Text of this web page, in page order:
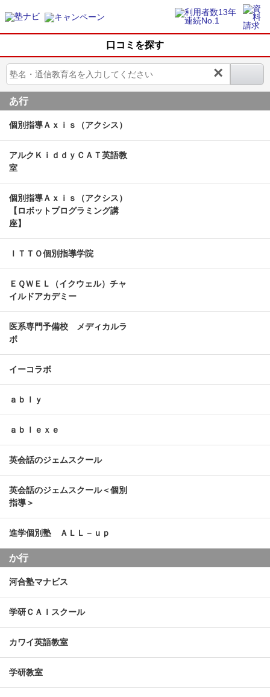
口コミを探す
×
あ行
個別指導Ａｘｉｓ（アクシス）
アルクＫｉｄｄｙＣＡＴ英語教
室
個別指導Ａｘｉｓ（アクシス）
【ロボットプログラミング講
座】
ＩＴＴＯ個別指導学院
ＥＱＷＥＬ（イクウェル）チャ
イルドアカデミー
医系専門予備校 メディカルラ
ボ
イーコラボ
ａｂｌｙ
ａｂｌｅｘｅ
英会話のジェムスクール
英会話のジェムスクール＜個別
指導＞
進学個別塾 ＡＬＬ－ｕｐ
か行
河合塾マナビス
学研ＣＡＩスクール
カワイ英語教室
学研教室